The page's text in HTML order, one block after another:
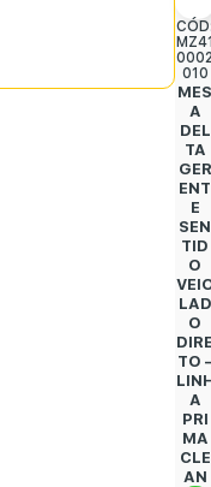
010
A
DEL
TA
GER
ENT
E
SEN
TID
O
LAD
O
TO
A
PRI
MA
CLE
AN